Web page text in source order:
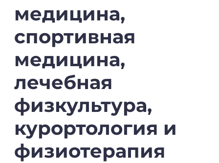
медицина,
спортивная
медицина,
лечебная
физкультура,
курортология и
физиотерапия